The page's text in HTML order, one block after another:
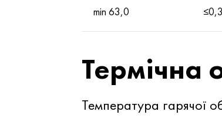
min 63,0 ≤0,3
Термічна
Температура гарячої